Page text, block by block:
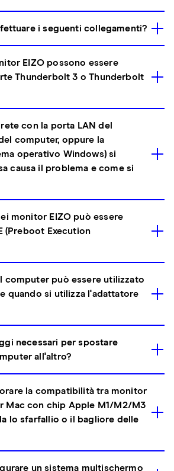
i seguenti collegamenti?
EIZO possono essere
Thunderbolt 3 o Thunderbolt
con la porta LAN del
computer, oppure la
operativo Windows) si
causa il problema e come si
monitor EIZO può essere
(Preboot Execution
computer può essere utilizzato
quando si utilizza l'adattatore
necessari per spostare
all'altro?
la compatibilità tra monitor
Mac con chip Apple M1/M2/M3
lo sfarfallio o il bagliore delle
un sistema multischermo